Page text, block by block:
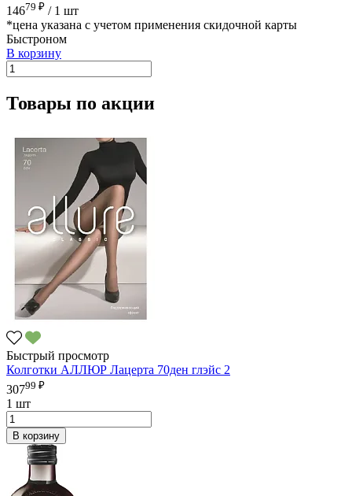
14679 ₽ / 1 шт
*цена указана с учетом применения скидочной карты
Быстроном
В корзину
Товары по акции
Быстрый просмотр
Колготки АЛЛЮР Лацерта 70ден глэйс 2
30799 ₽
1 шт
В корзину